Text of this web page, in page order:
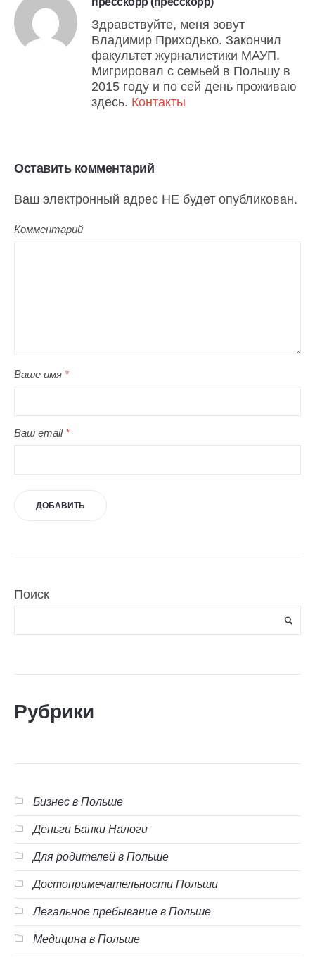
Здравствуйте, меня зовут
Владимир Приходько. Закончил
факультет журналистики МАУП.
Мигрировал с семьей в Польшу в
2015 году и по сей день проживаю
здесь. Контакты
Оставить комментарий
Ваш электронный адрес НЕ будет опубликован.
Комментарий
Ваше имя *
Ваш email *
Поиск
Рубрики
Бизнес в Польше
Деньги Банки Налоги
Для родителей в Польше
Достопримечательности Польши
Легальное пребывание в Польше
Медицина в Польше